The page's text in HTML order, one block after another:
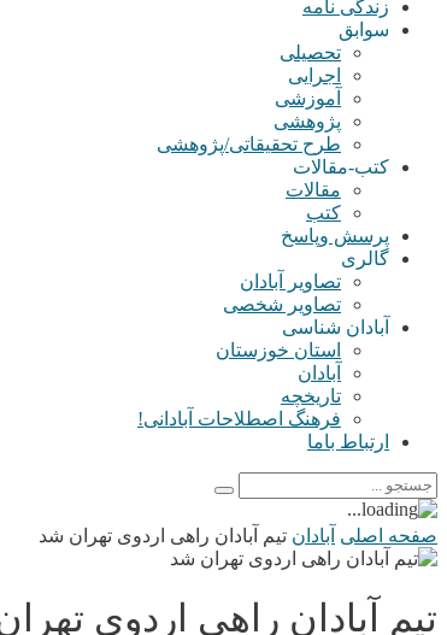
زندگی نامه
سوابق
تحصیلی
اجرایی
آموزشی
پژوهشی
طرح تحقیقاتی/پژوهشی
کتب-مقالات
مقالات
کتب
پرسش وپاسخ
گالری
تصاویر آبادان
تصاویر شخصی
آبادان شناسی
استان خوزستان
آبادان
تاریخچه
فرهنگ اصطلاحات آبادانی!
ارتباط باما
صفحه اصلی آبادان تیم آبادان راهی اردوی تهران شد
تیم آبادان راهی اردوی